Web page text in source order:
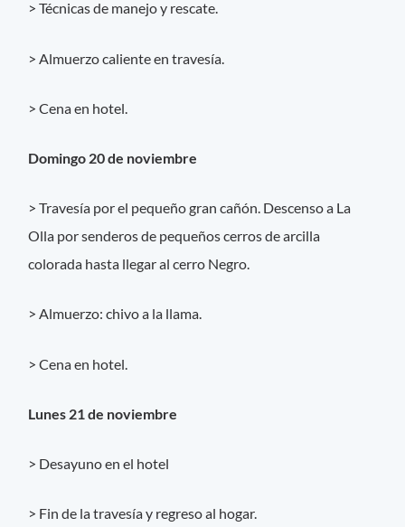
> Técnicas de manejo y rescate.
> Almuerzo caliente en travesía.
> Cena en hotel.
Domingo 20 de noviembre
> Travesía por el pequeño gran cañón. Descenso a La
Olla por senderos de pequeños cerros de arcilla
colorada hasta llegar al cerro Negro.
> Almuerzo: chivo a la llama.
> Cena en hotel.
Lunes 21 de noviembre
> Desayuno en el hotel
> Fin de la travesía y regreso al hogar.